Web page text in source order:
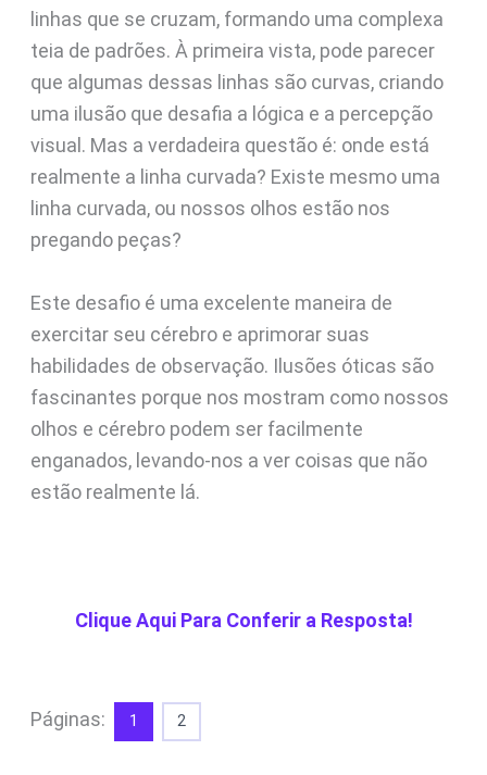
linhas que se cruzam, formando uma complexa
teia de padrões. À primeira vista, pode parecer
que algumas dessas linhas são curvas, criando
uma ilusão que desafia a lógica e a percepção
visual. Mas a verdadeira questão é: onde está
realmente a linha curvada? Existe mesmo uma
linha curvada, ou nossos olhos estão nos
pregando peças?
Este desafio é uma excelente maneira de
exercitar seu cérebro e aprimorar suas
habilidades de observação. Ilusões óticas são
fascinantes porque nos mostram como nossos
olhos e cérebro podem ser facilmente
enganados, levando-nos a ver coisas que não
estão realmente lá.
Clique Aqui Para Conferir a Resposta!
Páginas: 1 2